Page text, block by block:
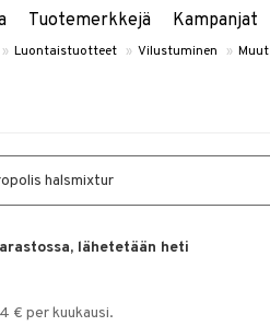
Tuotemerkkejä Kampanjat
» Luontaistuotteet » Vilustuminen » Muut
halsmixtur
lähetetään heti
€ per kuukausi.